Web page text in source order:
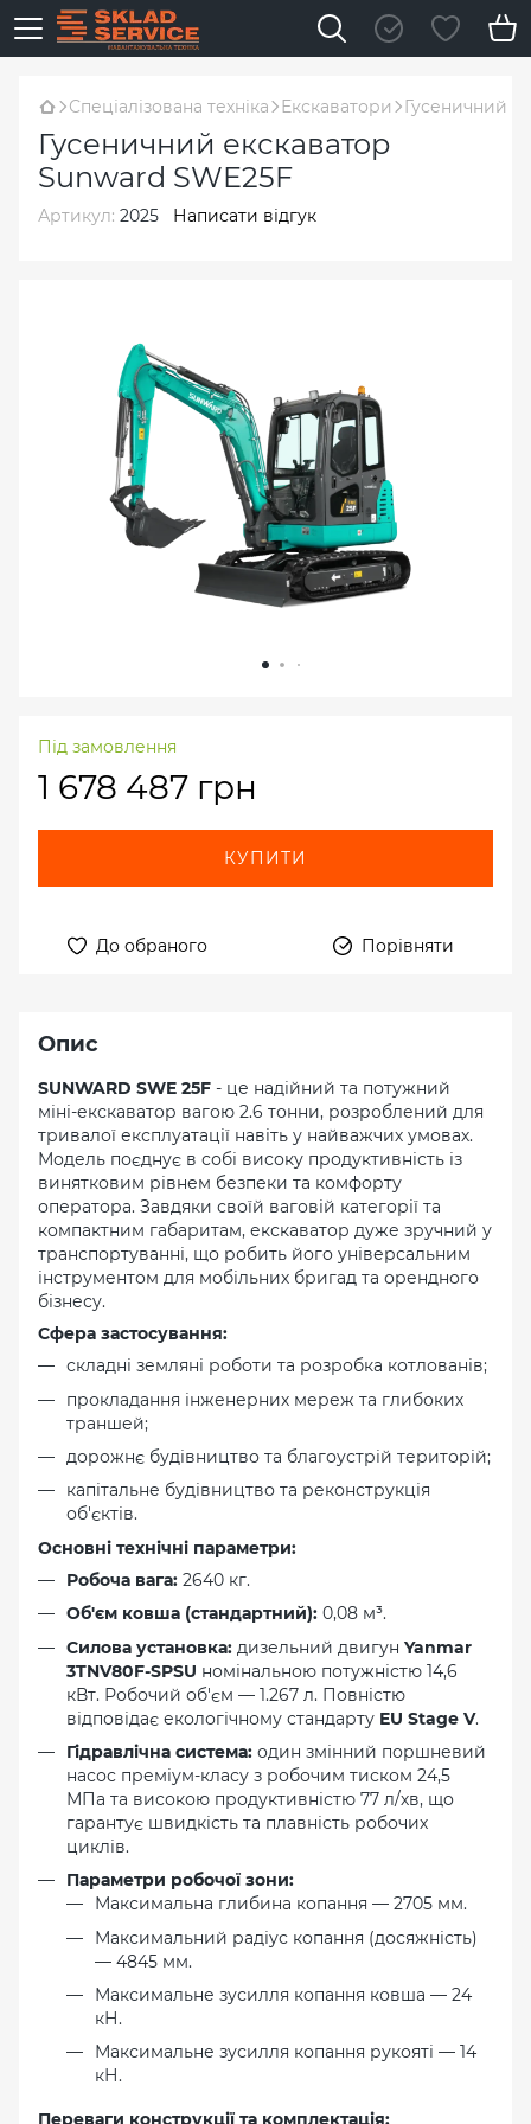
Спеціалізована техніка Екскаватори Гусеничний
Гусеничний екскаватор
Sunward SWE25F
Артикул: 2025 Написати відгук
Під замовлення
1 678 487 грн
КУПИТИ
До обраного Порівняти
Опис
SUNWARD SWE 25F - це надійний та потужний
міні-екскаватор вагою 2.6 тонни, розроблений для
тривалої експлуатації навіть у найважчих умовах.
Модель поєднує в собі високу продуктивність із
винятковим рівнем безпеки та комфорту
оператора. Завдяки своїй ваговій категорії та
компактним габаритам, екскаватор дуже зручний у
транспортуванні, що робить його універсальним
інструментом для мобільних бригад та орендного
бізнесу.
Сфера застосування:
складні земляні роботи та розробка котлованів;
прокладання інженерних мереж та глибоких
траншей;
дорожнє будівництво та благоустрій територій;
капітальне будівництво та реконструкція
об'єктів.
Основні технічні параметри:
Робоча вага: 2640 кг.
Об'єм ковша (стандартний): 0,08 м³.
Силова установка: дизельний двигун Yanmar
3TNV80F-SPSU номінальною потужністю 14,6
кВт. Робочий об'єм — 1.267 л. Повністю
відповідає екологічному стандарту EU Stage V.
Гідравлічна система: один змінний поршневий
насос преміум-класу з робочим тиском 24,5
МПа та високою продуктивністю 77 л/хв, що
гарантує швидкість та плавність робочих
циклів.
Параметри робочої зони:
Максимальна глибина копання — 2705 мм.
Максимальний радіус копання (досяжність)
— 4845 мм.
Максимальне зусилля копання ковша — 24
кН.
Максимальне зусилля копання рукояті — 14
кН.
Переваги конструкції та комплектація: